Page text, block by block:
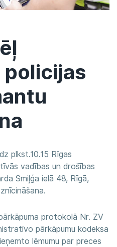
policijas
plkst.10.15 Rīgas
vadības un drošības
Smiļģa ielā 48, Rīgā,
protokolā Nr. ZV
pārkāpumu kodeksa
lēmumu par preces